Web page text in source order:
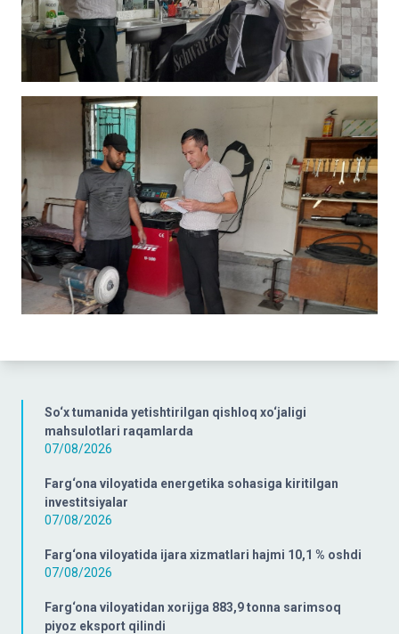
So‘x tumanida yetishtirilgan qishloq xo‘jaligi
mahsulotlari raqamlarda
07/08/2026
Farg‘ona viloyatida energetika sohasiga kiritilgan
investitsiyalar
07/08/2026
Farg‘ona viloyatida ijara xizmatlari hajmi 10,1 % oshdi
07/08/2026
Farg‘ona viloyatidan xorijga 883,9 tonna sarimsoq
piyoz eksport qilindi